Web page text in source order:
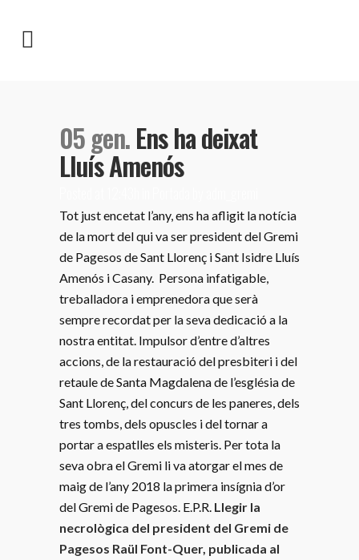
05 gen.Ens ha deixat
Lluís Amenós
Tot just encetat l’any, ens ha afligit la notícia
de la mort del qui va ser president del Gremi
de Pagesos de Sant Llorenç i Sant Isidre Lluís
Amenós i Casany. Persona infatigable,
treballadora i emprenedora que serà
sempre recordat per la seva dedicació a la
nostra entitat. Impulsor d’entre d’altres
accions, de la restauració del presbiteri i del
retaule de Santa Magdalena de l’església de
Sant Llorenç, del concurs de les paneres, dels
tres tombs, dels opuscles i del tornar a
portar a espatlles els misteris. Per tota la
seva obra el Gremi li va atorgar el mes de
maig de l’any 2018 la primera insígnia d’or
del Gremi de Pagesos. E.P.R. Llegir la
necrològica del president del Gremi de
Pagesos Raül Font-Quer, publicada al